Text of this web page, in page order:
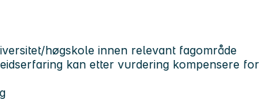
høgskole innen relevant fagområde
kan etter vurdering kompensere for